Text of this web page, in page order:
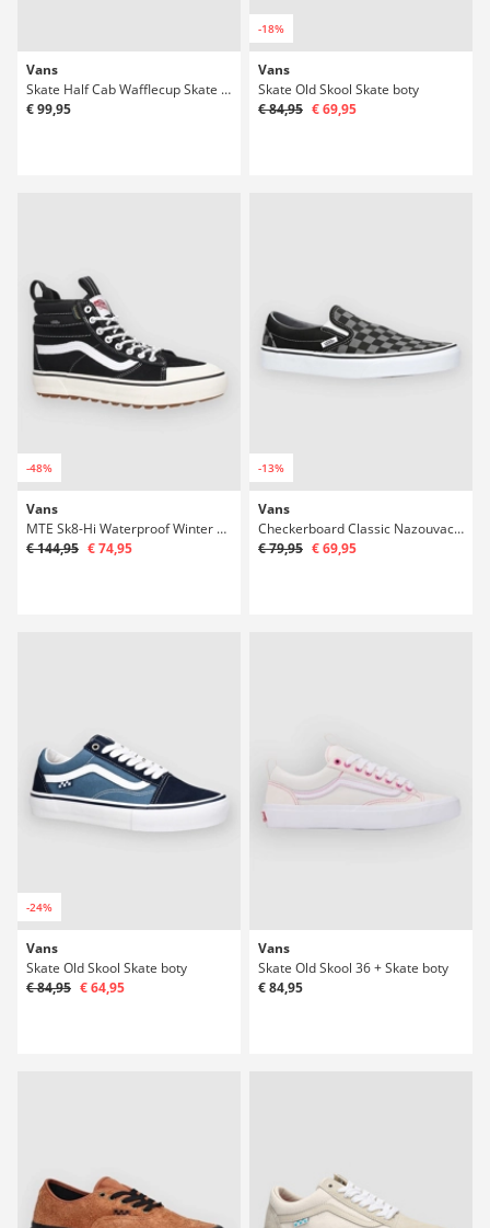
Vans
Skate Half Cab Wafflecup Skate boty
€ 99,95
-18%
Vans
Skate Old Skool Skate boty
€ 84,95 € 69,95
-48%
Vans
MTE Sk8-Hi Waterproof Winter Boty
€ 144,95 € 74,95
-13%
Vans
Checkerboard Classic Nazouvací boty
€ 79,95 € 69,95
-24%
Vans
Skate Old Skool Skate boty
€ 84,95 € 64,95
Vans
Skate Old Skool 36 + Skate boty
€ 84,95